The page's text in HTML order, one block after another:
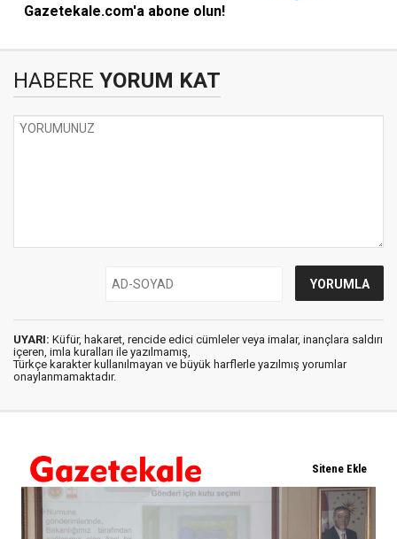
Gazetekale.com'a abone olun!
HABERE YORUM KAT
UYARI: Küfür, hakaret, rencide edici cümleler veya imalar, inançlara saldırı
içeren, imla kuralları ile yazılmamış,
Türkçe karakter kullanılmayan ve büyük harflerle yazılmış yorumlar
onaylanmamaktadır.